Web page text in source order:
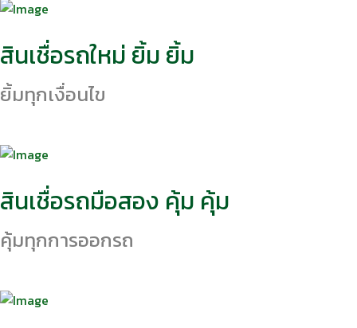
สินเชื่อรถใหม่ ยิ้ม ยิ้ม
ยิ้มทุกเงื่อนไข
สินเชื่อรถมือสอง คุ้ม คุ้ม
คุ้มทุกการออกรถ